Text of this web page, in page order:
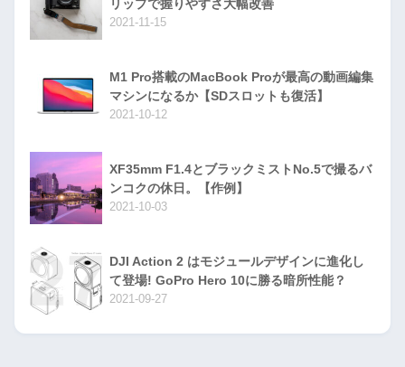
リップで握りやすさ大幅改善
2021-11-15
M1 Pro搭載のMacBook Proが最高の動画編集
マシンになるか【SDスロットも復活】
2021-10-12
XF35mm F1.4とブラックミストNo.5で撮るバ
ンコクの休日。【作例】
2021-10-03
DJI Action 2 はモジュールデザインに進化し
て登場! GoPro Hero 10に勝る暗所性能？
2021-09-27